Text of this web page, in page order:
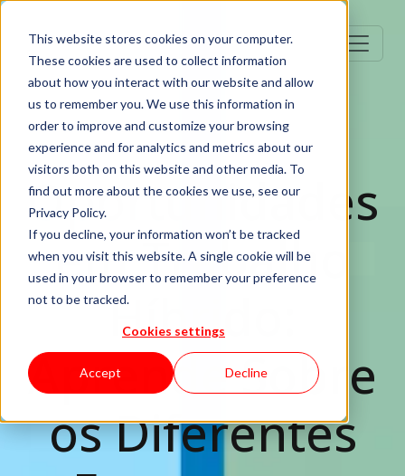
This website stores cookies on your computer.
These cookies are used to collect information
about how you interact with our website and allow
us to remember you. We use this information in
order to improve and customize your browsing
experience and for analytics and metrics about our
visitors both on this website and other media. To
find out more about the cookies we use, see our
Privacy Policy.
If you decline, your information won’t be tracked
when you visit this website. A single cookie will be
used in your browser to remember your preference
not to be tracked.
Cookies settings
Accept Decline
Career
Oportunidades
em Trabalho
Híbrido:
Aprende Sobre
os Diferentes